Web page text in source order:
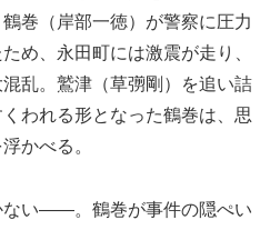
巻（岸部一徳）が警察に圧力
め、永田町には激震が走り、
乱。鷲津（草彅剛）を追い詰
われる形となった鶴巻は、思
かべる。
ない――。鶴巻が事件の隠ぺい